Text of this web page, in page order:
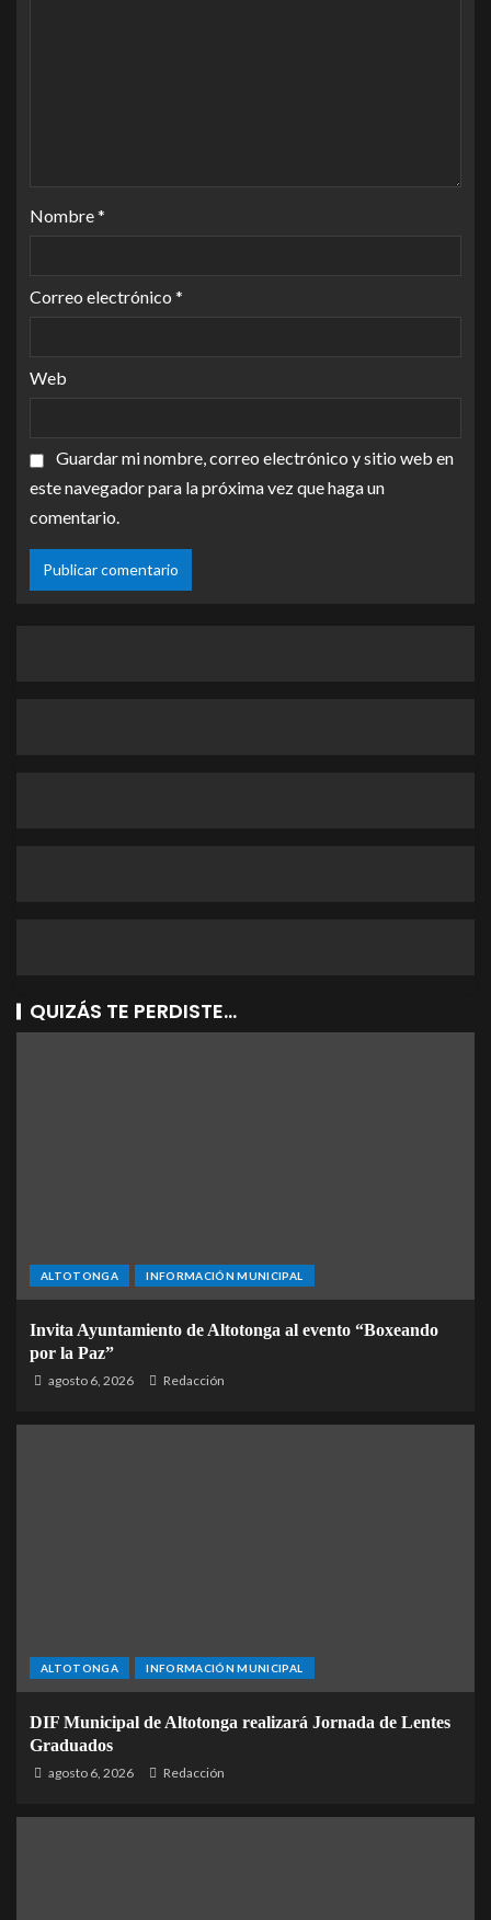
Nombre*
Correo electrónico *
Web
Guardar mi nombre, correo electrónico y sitio web en
este navegador para la próxima vez que haga un
comentario.
QUIZÁS TE PERDISTE...
ALTOTONGA INFORMACIÓN MUNICIPAL
Invita Ayuntamiento de Altotonga al evento “Boxeando
por la Paz”
agosto 6, 2026 Redacción
ALTOTONGA INFORMACIÓN MUNICIPAL
DIF Municipal de Altotonga realizará Jornada de Lentes
Graduados
agosto 6, 2026 Redacción